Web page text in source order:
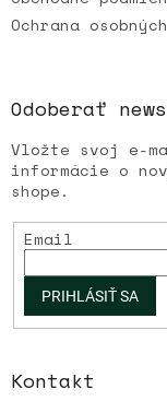
Ochrana
Odoberať
Vložte svoj e-
informácie o
shope.
Email
PRIHLÁSIŤ SA
Kontakt